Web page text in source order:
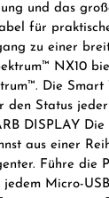
und das
für
zu einer
NX10
Die
Status
DISPLAY
aus einer
Führe
Micro-